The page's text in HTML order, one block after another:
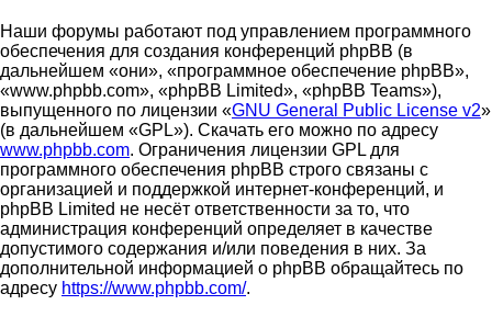
Наши форумы работают под управлением программного
обеспечения для создания конференций phpBB (в
дальнейшем «они», «программное обеспечение phpBB»,
«www.phpbb.com», «phpBB Limited», «phpBB Teams»),
выпущенного по лицензии «GNU General Public License v2»
(в дальнейшем «GPL»). Скачать его можно по адресу
www.phpbb.com. Ограничения лицензии GPL для
программного обеспечения phpBB строго связаны с
организацией и поддержкой интернет-конференций, и
phpBB Limited не несёт ответственности за то, что
администрация конференций определяет в качестве
допустимого содержания и/или поведения в них. За
дополнительной информацией о phpBB обращайтесь по
адресу https://www.phpbb.com/.